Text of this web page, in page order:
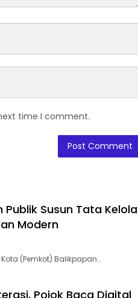
time I comment.
Susun Tata Kelola
Modern
Kota (Pemkot) Balikpapan…
Pojok Baca Digital